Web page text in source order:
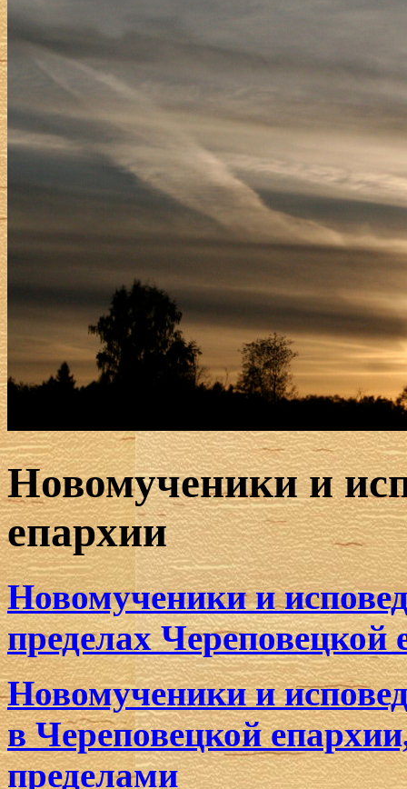
Новомученики и
епархии
Новомученики и
пределах Череповецкой
Новомученики и
в Череповецкой
пределами